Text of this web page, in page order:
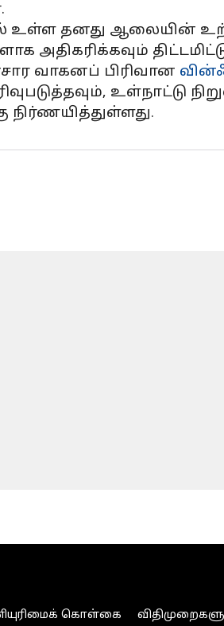
உள்ள தனது ஆலையின்
அதிகரிக்கவும்
வாகனப் பிரிவான
உள்நாட்டு
கொள்கை